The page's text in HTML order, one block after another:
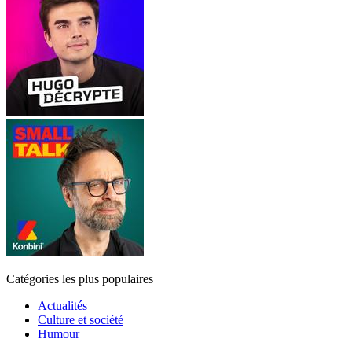
Catégories les plus populaires
Actualités
Culture et société
Humour